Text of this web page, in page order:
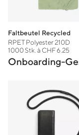
Faltbeutel Recycled
RPET Polyester 210D
1000 Stk. à CHF 6.25
Onboarding-